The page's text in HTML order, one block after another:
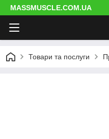
MASSMUSCLE.COM.UA
Товари та послуги